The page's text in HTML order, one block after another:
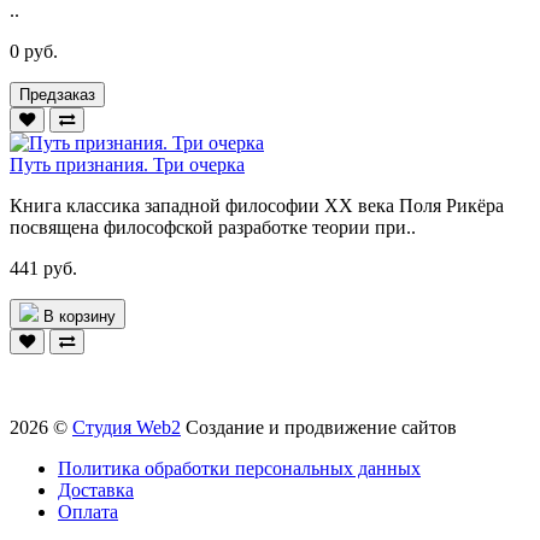
..
0 руб.
Предзаказ
Путь признания. Три очерка
Книга классика западной философии XX века Поля Рикёра
посвящена философской разработке теории при..
441 руб.
В корзину
2026 © Студия Web2 Создание и продвижение сайтов
Политика обработки персональных данных
Доставка
Оплата